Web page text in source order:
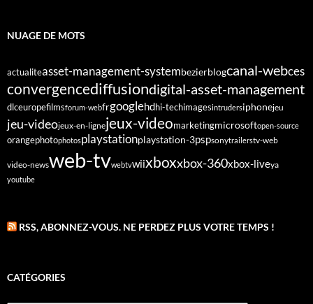
NUAGE DE MOTS
actualiteasset-management-systembezierblogcanal-webces
convergencediffusiondigital-asset-management
dlceuropefilmsforum-webfrgooglehdhi-techimagesintrudersiphonejeu
jeu-videojeux-en-lignejeux-videomarketingmicrosoftopen-source
orangephotophotosplaystationplaystation-3pspsonytrailerstv-web
video-newsweb-tvwebtvwiixboxxbox-360xbox-liveya
youtube
RSS, ABONNEZ-VOUS. NE PERDEZ PLUS VOTRE TEMPS !
CATÉGORIES